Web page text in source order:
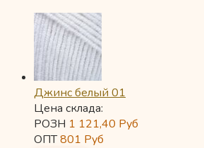
Джинс белый 01
Цена склада:
РОЗН 1 121,40 Руб
ОПТ801 Руб